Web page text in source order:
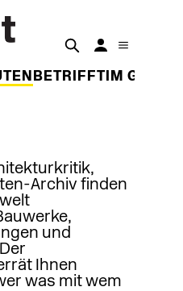
BETRIFFT IM
Archiv finden
und
Ihnen
was mit wem